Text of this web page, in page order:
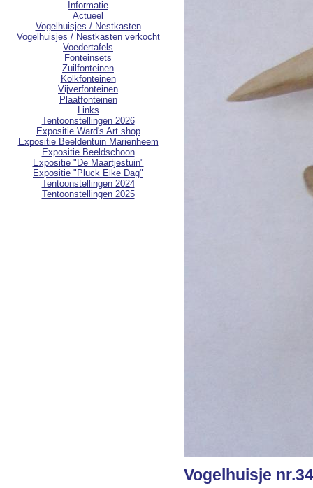
Informatie
Actueel
Vogelhuisjes / Nestkasten
Vogelhuisjes / Nestkasten verkocht
Voedertafels
Fonteinsets
Zuilfonteinen
Kolkfonteinen
Vijverfonteinen
Plaatfonteinen
Links
Tentoonstellingen 2026
Expositie Ward's Art shop
Expositie Beeldentuin Marienheem
Expositie Beeldschoon
Expositie "De Maartjestuin"
Expositie "Pluck Elke Dag"
Tentoonstellingen 2024
Tentoonstellingen 2025
Vogelhuisje